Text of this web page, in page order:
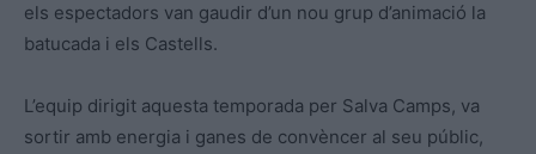
els espectadors van gaudir d’un nou grup d’animació la
batucada i els Castells.
L’equip dirigit aquesta temporada per Salva Camps, va
sortir amb energia i ganes de convèncer al seu públic,